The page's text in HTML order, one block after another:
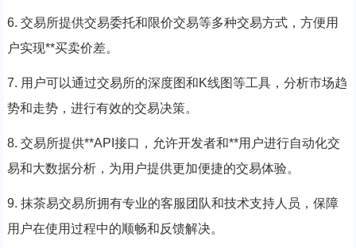
6. 交易所提供交易委托和限价交易等多种交易方式，方便用
户实现**买卖价差。
7. 用户可以通过交易所的深度图和K线图等工具，分析市场趋
势和走势，进行有效的交易决策。
8. 交易所提供**API接口，允许开发者和**用户进行自动化交
易和大数据分析，为用户提供更加便捷的交易体验。
9. 抹茶易交易所拥有专业的客服团队和技术支持人员，保障
用户在使用过程中的顺畅和反馈解决。